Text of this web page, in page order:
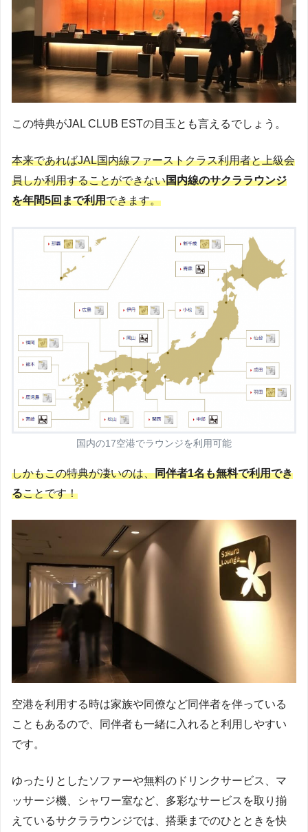
この特典がJAL CLUB ESTの目玉とも言えるでしょう。
本来であればJAL国内線ファーストクラス利用者と上級会
員しか利用することができない国内線のサクララウンジ
を年間5回まで利用できます。
国内の17空港でラウンジを利用可能
しかもこの特典が凄いのは、同伴者1名も無料で利用でき
ることです！
空港を利用する時は家族や同僚など同伴者を伴っている
こともあるので、同伴者も一緒に入れると利用しやすい
です。
ゆったりとしたソファーや無料のドリンクサービス、マ
ッサージ機、シャワー室など、多彩なサービスを取り揃
えているサクララウンジでは、搭乗までのひとときを快